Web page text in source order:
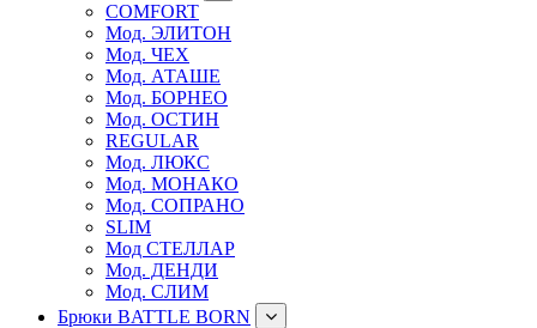
COMFORT
Мод. ЭЛИТОН
Мод. ЧЕХ
Мод. АТАШЕ
Мод. БОРНЕО
Мод. ОСТИН
REGULAR
Мод. ЛЮКС
Мод. МОНАКО
Мод. СОПРАНО
SLIM
Мод СТЕЛЛАР
Мод. ДЕНДИ
Мод. СЛИМ
Брюки BATTLE BORN